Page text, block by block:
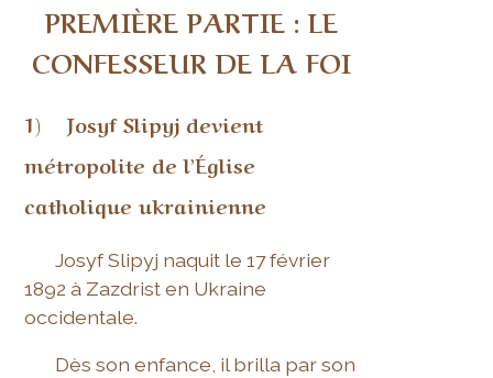
PREMIÈRE PARTIE : LE
CONFESSEUR DE LA FOI
1) Josyf Slipyj devient
métropolite de l’Église
catholique ukrainienne
Josyf Slipyj naquit le 17 février
1892 à Zazdrist en Ukraine
occidentale.
Dès son enfance, il brilla par son